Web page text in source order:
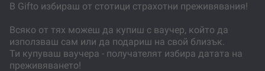
В Gifto избираш от стотици страхотни преживявания!
Всяко от тях можеш да купиш с ваучер, който да
използваш сам или да подариш на свой близък.
Ти купуваш ваучера - получателят избира датата на
преживяването!